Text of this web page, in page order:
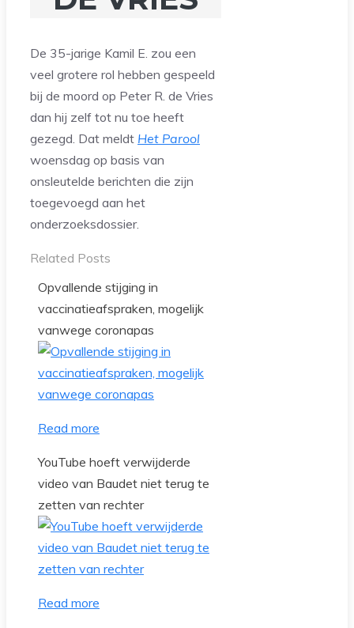
De 35-jarige Kamil E. zou een
veel grotere rol hebben gespeeld
bij de moord op Peter R. de Vries
dan hij zelf tot nu toe heeft
gezegd. Dat meldt Het Parool
woensdag op basis van
onsleutelde berichten die zijn
toegevoegd aan het
onderzoeksdossier.
Related Posts
Opvallende stijging in
vaccinatieafspraken, mogelijk
vanwege coronapas
Read more
YouTube hoeft verwijderde
video van Baudet niet terug te
zetten van rechter
Read more